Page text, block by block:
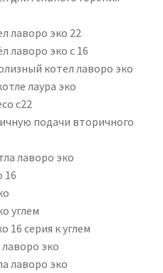
лаворо эко 22
лаворо эко с 16
котел лаворо эко
лаура эко
c22
подачи вторичного
лаворо эко
16
углем
16 серия к углем
эко
лаворо эко